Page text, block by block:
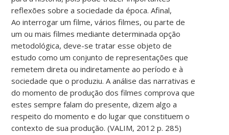
reflexões sobre a sociedade da época. Afinal,
Ao interrogar um filme, vários filmes, ou parte de
um ou mais filmes mediante determinada opção
metodológica, deve-se tratar esse objeto de
estudo como um conjunto de representações que
remetem direta ou indiretamente ao período e à
sociedade que o produziu. A análise das narrativas e
do momento de produção dos filmes comprova que
estes sempre falam do presente, dizem algo a
respeito do momento e do lugar que constituem o
contexto de sua produção. (VALIM, 2012 p. 285)